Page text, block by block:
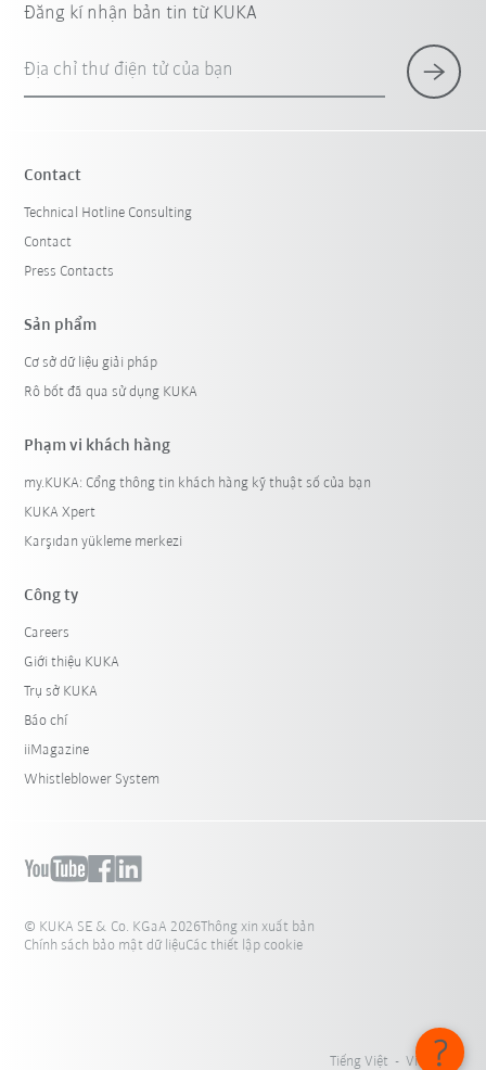
Đăng kí nhận bản tin từ KUKA
Địa chỉ thư điện tử của bạn
Contact
Technical Hotline Consulting
Contact
Press Contacts
Sản phẩm
Cơ sở dữ liệu giải pháp
Rô bốt đã qua sử dụng KUKA
Phạm vi khách hàng
my.KUKA: Cổng thông tin khách hàng kỹ thuật số của bạn
KUKA Xpert
Karşıdan yükleme merkezi
Công ty
Careers
Giới thiệu KUKA
Trụ sở KUKA
Báo chí
iiMagazine
Whistleblower System
© KUKA SE & Co. KGaA 2026Thông xin xuất bản
Chính sách bảo mật dữ liệuCác thiết lập cookie
Tiếng Việt - Việt Nam